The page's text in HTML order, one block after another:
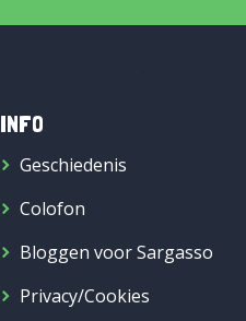
INFO
Geschiedenis
Colofon
Bloggen voor Sargasso
Privacy/Cookies